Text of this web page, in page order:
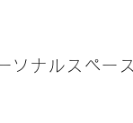
ソナルスペース